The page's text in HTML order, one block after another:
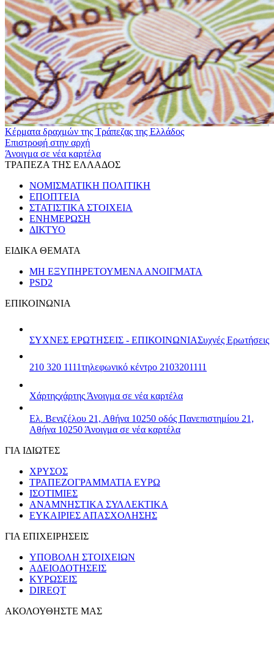
Κέρματα δραχμών της Τράπεζας της Ελλάδος
Επιστροφή στην αρχή
Άνοιγμα σε νέα καρτέλα
ΤΡΑΠΕΖΑ ΤΗΣ ΕΛΛΑΔΟΣ
ΝΟΜΙΣΜΑΤΙΚΗ ΠΟΛΙΤΙΚΗ
ΕΠΟΠΤΕΙΑ
ΣΤΑΤΙΣΤΙΚΑ ΣΤΟΙΧΕΙΑ
ΕΝΗΜΕΡΩΣΗ
ΔΙΚΤΥΟ
ΕΙΔΙΚΑ ΘΕΜΑΤΑ
ΜΗ ΕΞΥΠΗΡΕΤΟΥΜΕΝΑ ΑΝΟΙΓΜΑΤΑ
PSD2
ΕΠΙΚΟΙΝΩΝΙΑ
ΣΥΧΝΕΣ ΕΡΩΤΗΣΕΙΣ - ΕΠΙΚΟΙΝΩΝΙΑΣυχνές Ερωτήσεις
210 320 1111τηλεφωνικό κέντρο 2103201111
ΧάρτηςχάρτηςΆνοιγμα σε νέα καρτέλα
Ελ. Βενιζέλου 21, Αθήνα 10250 οδός Πανεπιστημίου 21,
Αθήνα 10250Άνοιγμα σε νέα καρτέλα
ΓΙΑ ΙΔΙΩΤΕΣ
ΧΡΥΣΟΣ
ΤΡΑΠΕΖΟΓΡΑΜΜΑΤΙΑ ΕΥΡΩ
ΙΣΟΤΙΜΙΕΣ
ΑΝΑΜΝΗΣΤΙΚΑ ΣΥΛΛΕΚΤΙΚΑ
ΕΥΚΑΙΡΙΕΣ ΑΠΑΣΧΟΛΗΣΗΣ
ΓΙΑ ΕΠΙΧΕΙΡΗΣΕΙΣ
ΥΠΟΒΟΛΗ ΣΤΟΙΧΕΙΩΝ
ΑΔΕΙΟΔΟΤΗΣΕΙΣ
ΚΥΡΩΣΕΙΣ
DIREQT
ΑΚΟΛΟΥΘΗΣΤΕ ΜΑΣ